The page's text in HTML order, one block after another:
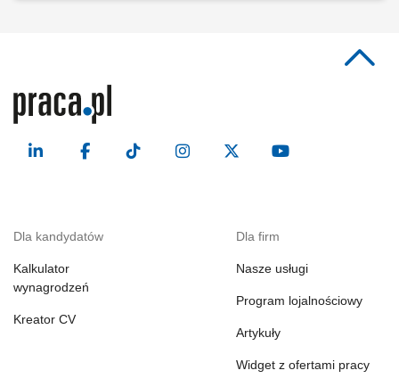
Dla kandydatów
Kalkulator
wynagrodzeń
Kreator CV
Dla firm
Nasze usługi
Program lojalnościowy
Artykuły
Widget z ofertami pracy